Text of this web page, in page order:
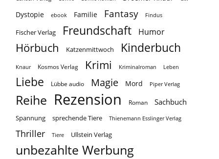
Dystopie ebook Familie Fantasy Findus
Fischer Verlag Freundschaft Humor
Hörbuch Katzenmittwoch Kinderbuch
Knaur Kosmos Verlag Krimi Kriminalroman Leben
Liebe Lübbe audio Magie Mord Piper Verlag
Reihe Rezension Roman Sachbuch
Spannung sprechende Tiere Thienemann Esslinger Verlag
Thriller Tiere Ullstein Verlag
unbezahlte Werbung